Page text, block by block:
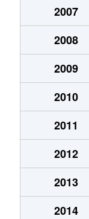
大字瑞穂
大字瑞穂
2007
2008
2009
2010
2011
2012
2013
2014